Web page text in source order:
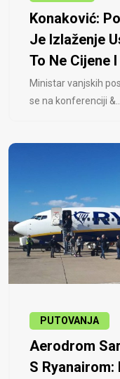
Konaković:
Je Izlaženje
To Ne Cijene
Ministar vanjskih
se na konferenciji &..
PUTOVANJA
Aerodrom
S